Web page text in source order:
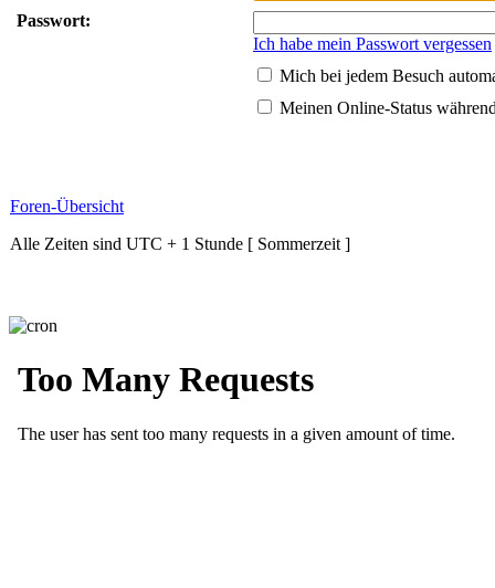
Passwort:
Ich habe mein Passwort vergessen
Mich bei jedem Besuch
Meinen Online-Status
Foren-Übersicht
Alle Zeiten sind UTC + 1 Stunde [ Sommerzeit ]